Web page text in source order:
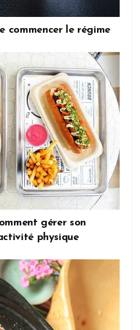
commencer le régime
gérer son
physique